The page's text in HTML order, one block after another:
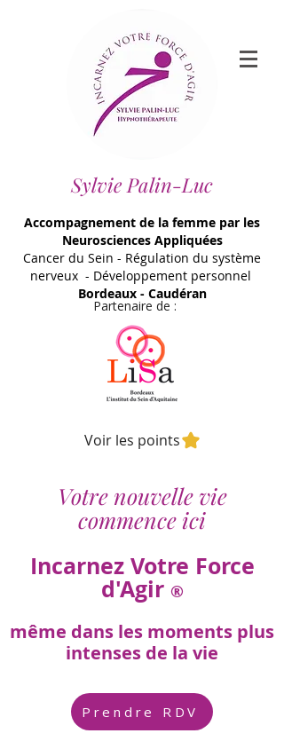
Sylvie Palin-Luc
Accompagnement de la femme par les
Neurosciences Appliquées
Cancer du Sein - Régulation du système
nerveux - Développement personnel
Bordeaux - Caudéran
Partenaire de :
Voir les points
Votre nouvelle vie
commence ici
Incarnez Votre Force
d'Agir ®
même dans les moments plus
intenses de la vie
Prendre RDV